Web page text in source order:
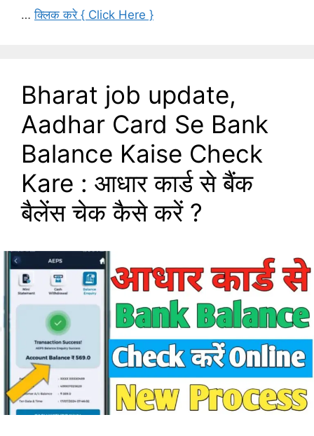
…क्लिक करे { Click Here }
Bharat job update,
Aadhar Card Se Bank
Balance Kaise Check
Kare : आधार कार्ड से बैंक
बैलेंस चेक कैसे करें ?